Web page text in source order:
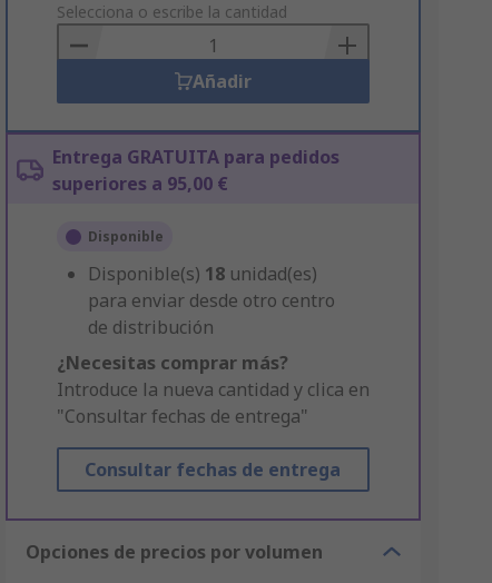
to
Basket
Selecciona o escribe la cantidad
Añadir
Entrega GRATUITA para pedidos
superiores a 95,00 €
Disponible
Disponible(s) 18 unidad(es)
para enviar desde otro centro
de distribución
¿Necesitas comprar más?
Introduce la nueva cantidad y clica en
"Consultar fechas de entrega"
Consultar fechas de entrega
Opciones de precios por volumen